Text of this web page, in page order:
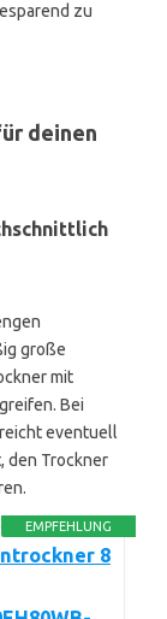
zu
deinen
große
mit
Bei
eventuell
den Trockner
EMPFEHLUNG
8